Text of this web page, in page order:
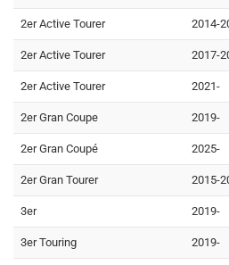
2er Active Tourer 2014-
2er Active Tourer 2017-
2er Active Tourer 2021-
2er Gran Coupe 2019-
2er Gran Coupé 2025-
2er Gran Tourer 2015-
3er 2019-
3er Touring 2019-